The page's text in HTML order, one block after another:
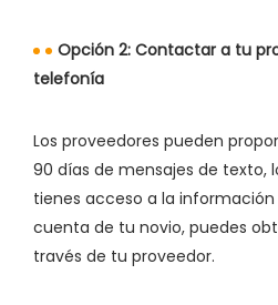
Opción 2: Contactar a tu
telefonía
Los proveedores pueden
90 días de mensajes de texto,
tienes acceso a la
cuenta de tu novio, puedes
través de tu proveedor.